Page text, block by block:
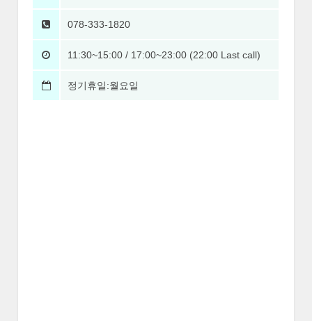
078-333-1820
11:30~15:00 / 17:00~23:00 (22:00 Last call)
정기휴일:월요일